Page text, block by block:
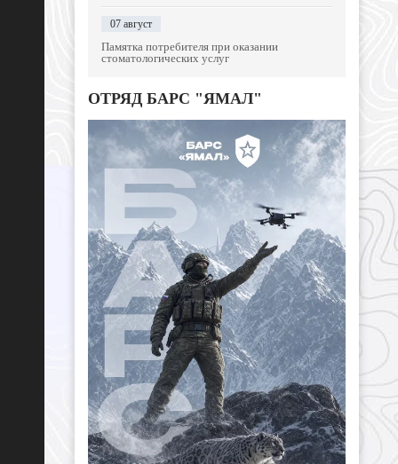
07 август
Памятка потребителя при оказании
стоматологических услуг
ОТРЯД БАРС "ЯМАЛ"